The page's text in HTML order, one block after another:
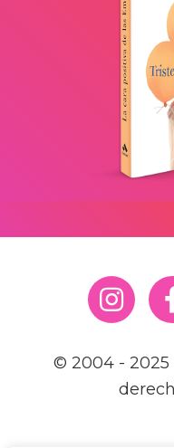
© 2004 - 2025